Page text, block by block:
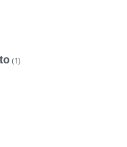
(1)